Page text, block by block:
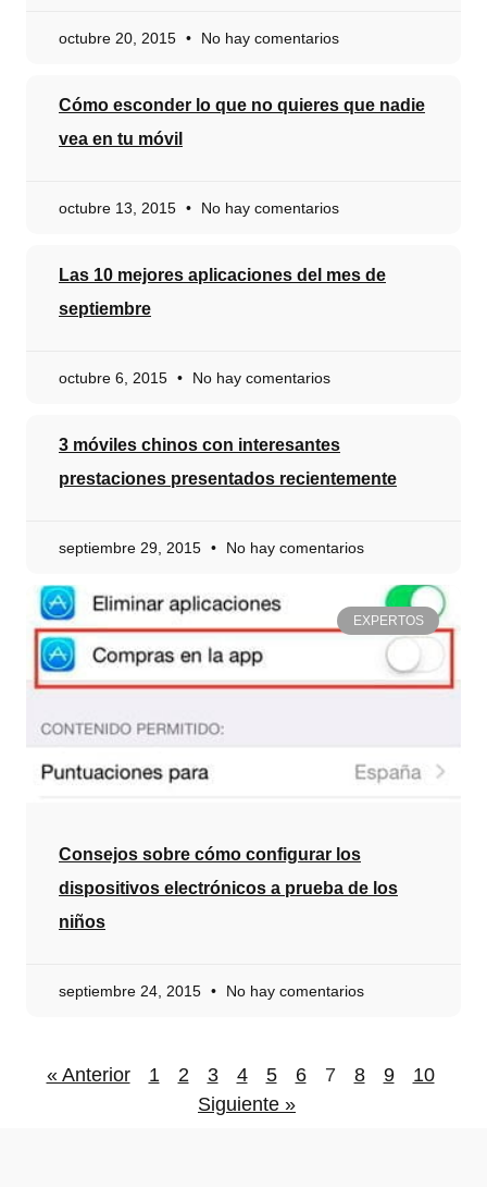
octubre 20, 2015 No hay comentarios
Cómo esconder lo que no quieres que nadie
vea en tu móvil
octubre 13, 2015 No hay comentarios
Las 10 mejores aplicaciones del mes de
septiembre
octubre 6, 2015 No hay comentarios
3 móviles chinos con interesantes
prestaciones presentados recientemente
septiembre 29, 2015 No hay comentarios
EXPERTOS
Consejos sobre cómo configurar los
dispositivos electrónicos a prueba de los
niños
septiembre 24, 2015 No hay comentarios
« Anterior 1 2 3 4 5 6 7 8 9
10
Siguiente »